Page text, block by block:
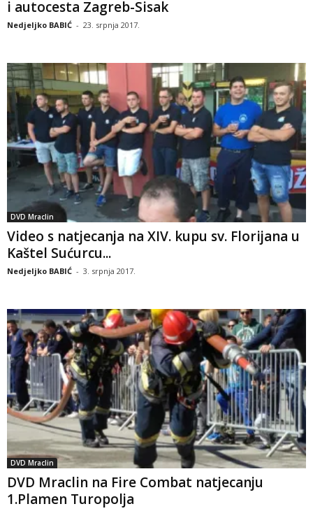
i autocesta Zagreb-Sisak
Nedjeljko BABIĆ - 23. srpnja 2017.
DVD Mraclin
Video s natjecanja na XIV. kupu sv. Florijana u
Kaštel Sućurcu...
Nedjeljko BABIĆ - 3. srpnja 2017.
DVD Mraclin
DVD Mraclin na Fire Combat natjecanju
1.Plamen Turopolja